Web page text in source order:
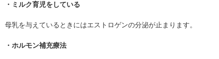
・ミルク育児をしている
母乳を与えているときにはエストロゲンの分泌が止まります。
・ホルモン補充療法